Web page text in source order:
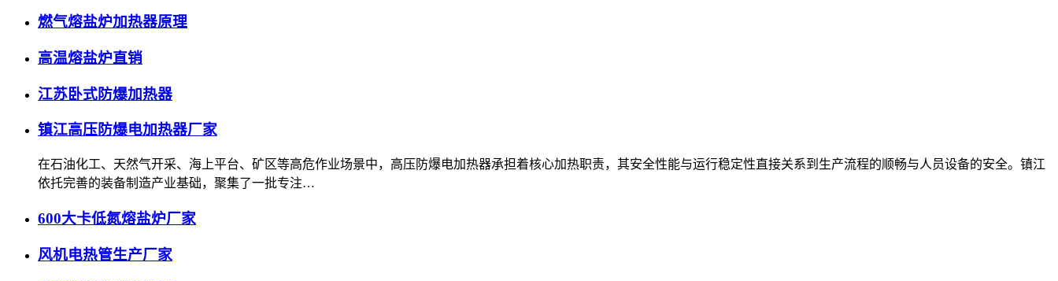
燃气熔盐炉加热器原理
高温熔盐炉直销
江苏卧式防爆加热器
镇江高压防爆电加热器厂家
在石油化工、天然气开采、海上平台、矿区等高危作业场景中，高压防爆电加热器承担着核心加热职责，其安全性能与运行稳定性直接关系到生产流程的顺畅与人员设备的安全。镇江
依托完善的装备制造产业基础，聚集了一批专注…
600大卡低氮熔盐炉厂家
风机电热管生产厂家